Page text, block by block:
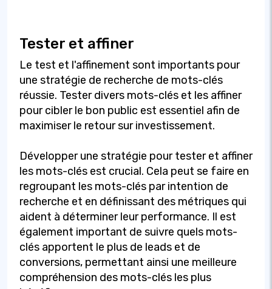
Tester et affiner
Le test et l'affinement sont importants pour
une stratégie de recherche de mots-clés
réussie. Tester divers mots-clés et les affiner
pour cibler le bon public est essentiel afin de
maximiser le retour sur investissement.
Développer une stratégie pour tester et affiner
les mots-clés est crucial. Cela peut se faire en
regroupant les mots-clés par intention de
recherche et en définissant des métriques qui
aident à déterminer leur performance. Il est
également important de suivre quels mots-
clés apportent le plus de leads et de
conversions, permettant ainsi une meilleure
compréhension des mots-clés les plus